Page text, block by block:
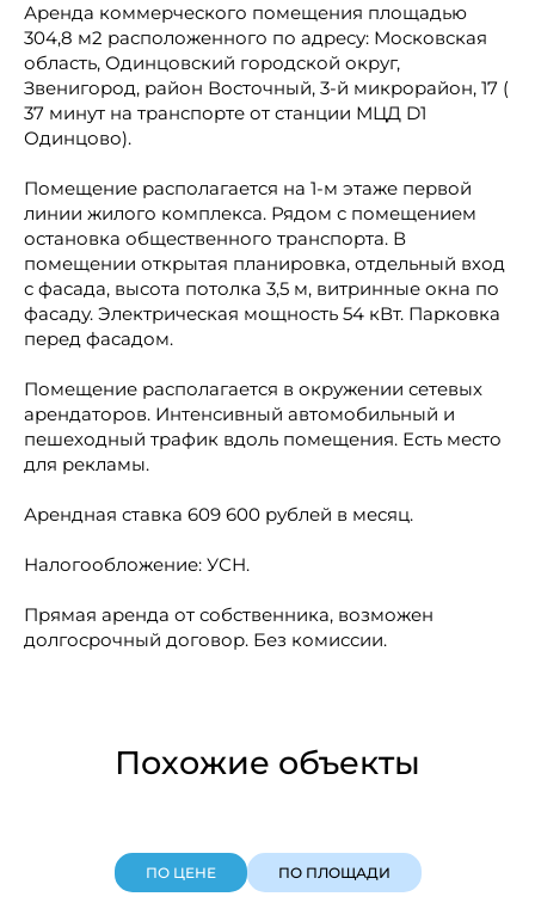
Аренда коммерческого помещения площадью
304,8 м2 расположенного по адресу: Московская
область, Одинцовский городской округ,
Звенигород, район Восточный, 3-й микрорайон, 17 (
37 минут на транспорте от станции МЦД D1
Одинцово).
Помещение располагается на 1-м этаже первой
линии жилого комплекса. Рядом с помещением
остановка общественного транспорта. В
помещении открытая планировка, отдельный вход
с фасада, высота потолка 3,5 м, витринные окна по
фасаду. Электрическая мощность 54 кВт. Парковка
перед фасадом.
Помещение располагается в окружении сетевых
арендаторов. Интенсивный автомобильный и
пешеходный трафик вдоль помещения. Есть место
для рекламы.
Арендная ставка 609 600 рублей в месяц.
Налогообложение: УСН.
Прямая аренда от собственника, возможен
долгосрочный договор. Без комиссии.
Похожие объекты
ПО ЦЕНЕ ПО ПЛОЩАДИ